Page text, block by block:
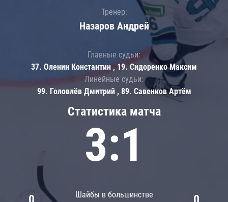
Статистика матча
3:1
Шайбы в большинстве
Тренер:
Назаров Андрей
Главные судьи:
37. Оленин Константин , 19. Сидоренко Максим
Линейные судьи:
99. Головлёв Дмитрий , 89. Савенков Артём